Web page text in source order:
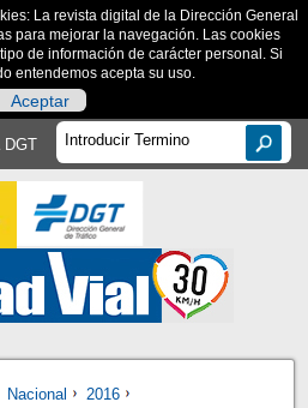
La revista digital de la Dirección General
para mejorar la navegación. Las cookies
de información de carácter personal. Si
entendemos acepta su uso.
Aceptar
DGT
Nacional
2016